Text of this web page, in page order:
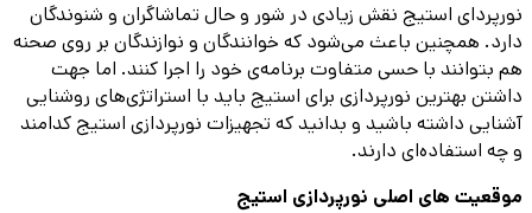
نورپردای استیج نقش زیادی در شور و حال تماشاگران و شنوندگان
دارد. همچنین باعث می‌شود که خوانندگان و نوازندگان بر روی صحنه
هم بتوانند با حسی متفاوت برنامه‌ی خود را اجرا کنند. اما جهت
داشتن بهترین نورپردازی برای استیج باید با استراتژی‌های روشنایی
آشنایی داشته باشید و بدانید که تجهیزات نورپردازی استیج کدامند
و چه استفاده‌ای دارند.
موقعیت های اصلی نورپردازی استیج